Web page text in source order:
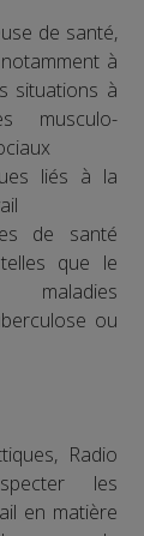
de santé,
à
situations à
musculo-
liés à la
de santé
que le
ou
Radio
les
en matière